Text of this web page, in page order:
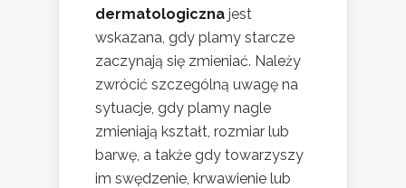
dermatologiczna jest
wskazana, gdy plamy starcze
zaczynają się zmieniać. Należy
zwrócić szczególną uwagę na
sytuacje, gdy plamy nagle
zmieniają kształt, rozmiar lub
barwę, a także gdy towarzyszy
im swędzenie, krwawienie lub